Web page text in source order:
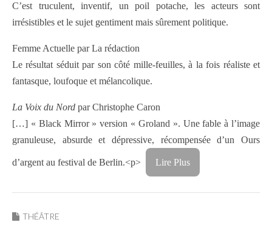
C’est truculent, inventif, un poil potache, les acteurs sont
irrésistibles et le sujet gentiment mais sûrement politique.
Femme Actuelle par La rédaction
Le résultat séduit par son côté mille-feuilles, à la fois réaliste et
fantasque, loufoque et mélancolique.
La Voix du Nord par Christophe Caron
[…] « Black Mirror » version « Groland ». Une fable à l’image
granuleuse, absurde et dépressive, récompensée d’un Ours
d’argent au festival de Berlin.<p> Lire Plus
THÉÂTRE